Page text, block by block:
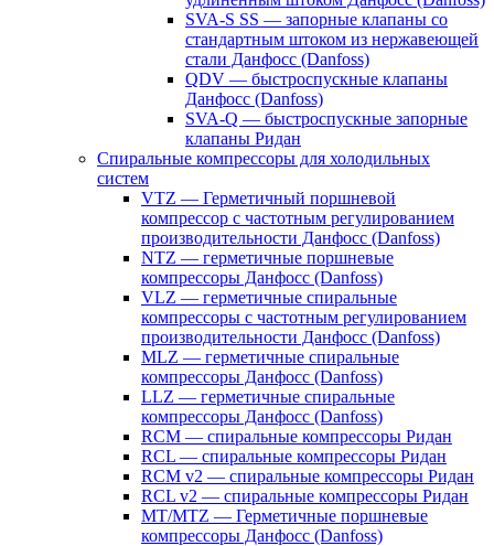
SVA-S SS — запорные клапаны со
стандартным штоком из нержавеющей
стали Данфосс (Danfoss)
QDV — быстроспускные клапаны
Данфосс (Danfoss)
SVA-Q — быстроспускные запорные
клапаны Ридан
Спиральные компрессоры для холодильных
систем
VTZ — Герметичный поршневой
компрессор с частотным регулированием
производительности Данфосс (Danfoss)
NTZ — герметичные поршневые
компрессоры Данфосс (Danfoss)
VLZ — герметичные спиральные
компрессоры с частотным регулированием
производительности Данфосс (Danfoss)
MLZ — герметичные спиральные
компрессоры Данфосс (Danfoss)
LLZ — герметичные спиральные
компрессоры Данфосс (Danfoss)
RCM — спиральные компрессоры Ридан
RCL — спиральные компрессоры Ридан
RCM v2 — спиральные компрессоры Ридан
RCL v2 — спиральные компрессоры Ридан
MT/MTZ — Герметичные поршневые
компрессоры Данфосс (Danfoss)